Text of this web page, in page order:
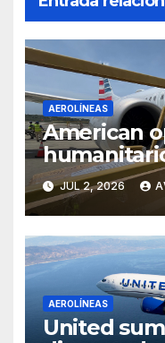
AEROLÍNEAS
American
terremoto
JUL 2, 2026
AEROLÍNEAS
United